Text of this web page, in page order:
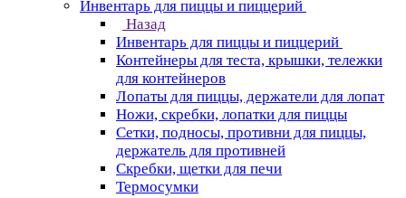
Инвентарь для пиццы и пиццерий
Назад
Инвентарь для пиццы и пиццерий
Контейнеры для теста, крышки, тележки
для контейнеров
Лопаты для пиццы, держатели для лопат
Ножи, скребки, лопатки для пиццы
Сетки, подносы, противни для пиццы,
держатель для противней
Скребки, щетки для печи
Термосумки